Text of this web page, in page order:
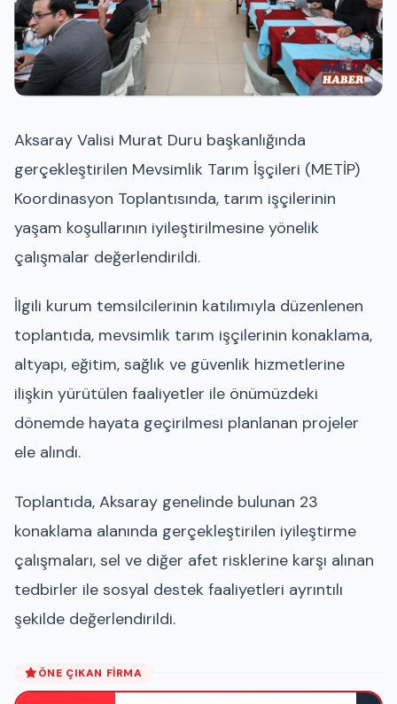
Aksaray Valisi Murat Duru başkanlığında
gerçekleştirilen Mevsimlik Tarım İşçileri (METİP)
Koordinasyon Toplantısında, tarım işçilerinin
yaşam koşullarının iyileştirilmesine yönelik
çalışmalar değerlendirildi.
İlgili kurum temsilcilerinin katılımıyla düzenlenen
toplantıda, mevsimlik tarım işçilerinin konaklama,
altyapı, eğitim, sağlık ve güvenlik hizmetlerine
ilişkin yürütülen faaliyetler ile önümüzdeki
dönemde hayata geçirilmesi planlanan projeler
ele alındı.
Toplantıda, Aksaray genelinde bulunan 23
konaklama alanında gerçekleştirilen iyileştirme
çalışmaları, sel ve diğer afet risklerine karşı alınan
tedbirler ile sosyal destek faaliyetleri ayrıntılı
şekilde değerlendirildi.
ÖNE ÇIKAN FIRMA